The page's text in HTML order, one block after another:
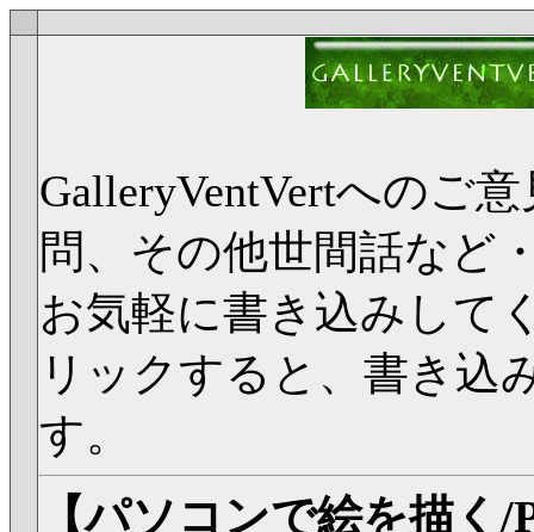
GalleryVentVertへのご
問、その他世間話など
お気軽に書き込みして
リックすると、書き込
す。
【パソコンで絵を描く